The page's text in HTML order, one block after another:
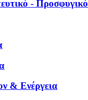
- Προσφυγικό
& Ενέργεια